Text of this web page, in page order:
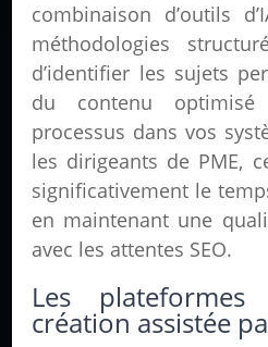
combinaison d’outils
méthodologies
d’identifier les sujets
du contenu
processus dans vos
les dirigeants de PME,
significativement le
en maintenant une
avec les attentes SEO.
Les
création assistée